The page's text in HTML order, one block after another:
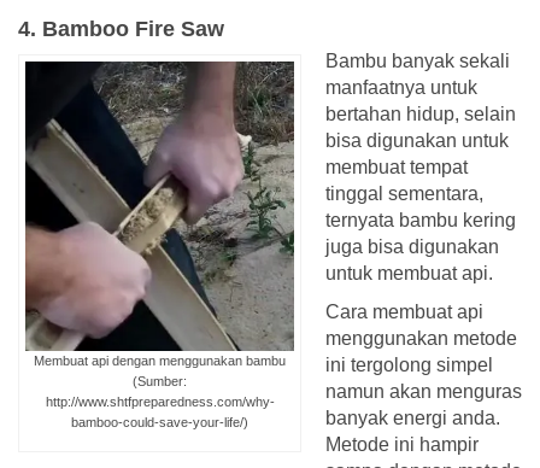
4. Bamboo Fire Saw
Membuat api dengan menggunakan bambu
(Sumber:
http://www.shtfpreparedness.com/why-
bamboo-could-save-your-life/)
Bambu banyak sekali
manfaatnya untuk
bertahan hidup, selain
bisa digunakan untuk
membuat tempat
tinggal sementara,
ternyata bambu kering
juga bisa digunakan
untuk membuat api.
Cara membuat api
menggunakan metode
ini tergolong simpel
namun akan menguras
banyak energi anda.
Metode ini hampir